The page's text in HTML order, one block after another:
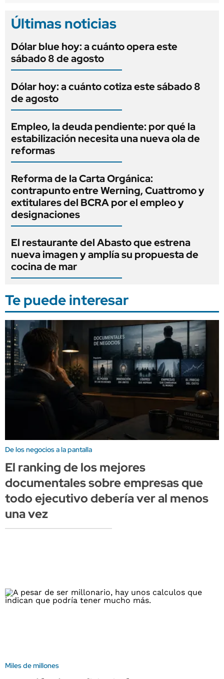
Últimas noticias
Dólar blue hoy: a cuánto opera este
sábado 8 de agosto
Dólar hoy: a cuánto cotiza este sábado 8
de agosto
Empleo, la deuda pendiente: por qué la
estabilización necesita una nueva ola de
reformas
Reforma de la Carta Orgánica:
contrapunto entre Werning, Cuattromo y
extitulares del BCRA por el empleo y
designaciones
El restaurante del Abasto que estrena
nueva imagen y amplía su propuesta de
cocina de mar
Te puede interesar
De los negocios a la pantalla
El ranking de los mejores
documentales sobre empresas que
todo ejecutivo debería ver al menos
una vez
Miles de millones